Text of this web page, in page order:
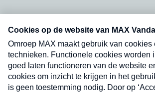
nieuwsbrief. Elke vrijdag- en
uw mailbox.